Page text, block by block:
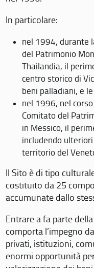
In particolare:
nel 1994, durante
del Patrimonio
Thailandia, il
centro storico di
beni palladiani, e
nel 1996, nel
Comitato del
in Messico, il
includendo
territorio del
Il Sito è di tipo
costituito da 25
accumunate dallo
Entrare a fa parte
comporta l’impegno
privati, istituzioni,
enormi opportunità